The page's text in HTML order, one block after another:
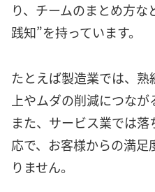
り、チームのまとめ方
践知”を持っています。
たとえば製造業では、
上やムダの削減につなが
また、サービス業では
応で、お客様からの満
りません。